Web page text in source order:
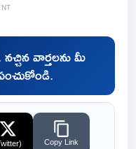
వార్తలను మీ
Copy Link